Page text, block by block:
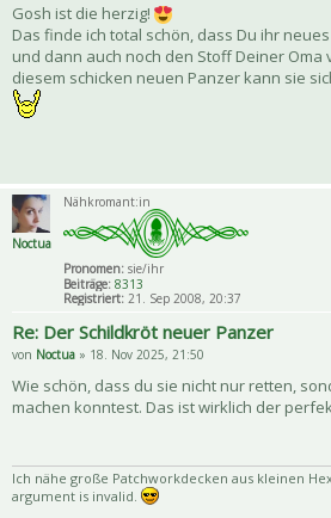
Gosh ist die herzig!
Das finde ich total schön, dass Du ihr
und dann auch noch den Stoff Deiner Oma
diesem schicken neuen Panzer kann sie
Noctua
Nähkromant:in
Pronomen: sie/ihr
Beiträge: 8313
Registriert: 21. Sep 2008, 20:37
Re: Der Schildkröt neuer Panzer
von Noctua » 18. Nov 2025, 21:50
Wie schön, dass du sie nicht nur retten,
machen konntest. Das ist wirklich der
Ich nähe große Patchworkdecken aus kleinen
argument is invalid.